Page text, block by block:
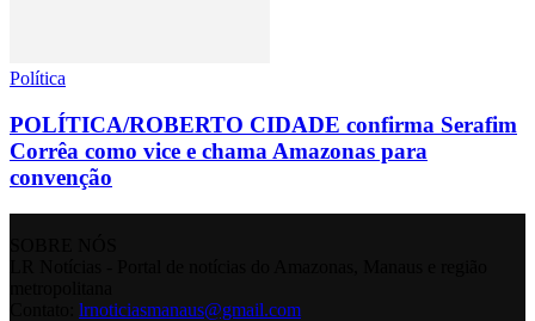
Política
POLÍTICA/ROBERTO CIDADE confirma Serafim
Corrêa como vice e chama Amazonas para
convenção
lrnoticiasmanaus@gmail.com